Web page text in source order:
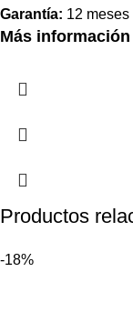
Garantía: 12 meses
Más
Productos
-18%